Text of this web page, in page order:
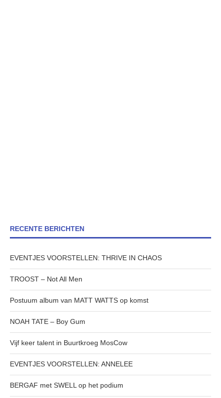
RECENTE BERICHTEN
EVENTJES VOORSTELLEN: THRIVE IN CHAOS
TROOST – Not All Men
Postuum album van MATT WATTS op komst
NOAH TATE – Boy Gum
Vijf keer talent in Buurtkroeg MosCow
EVENTJES VOORSTELLEN: ANNELEE
BERGAF met SWELL op het podium